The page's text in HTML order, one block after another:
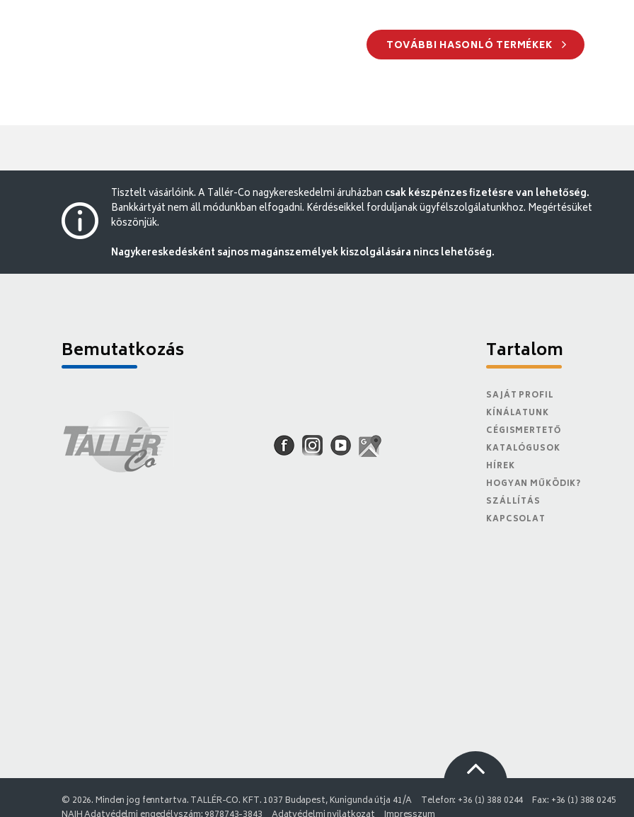
TOVÁBBI HASONLÓ TERMÉKEK
Tisztelt vásárlóink. A Tallér-Co nagykereskedelmi áruházban csak készpénzes fizetésre van lehetőség.
Bankkártyát nem áll módunkban elfogadni. Kérdéseikkel forduljanak ügyfélszolgálatunkhoz. Megértésüket
köszönjük.
Nagykereskedésként sajnos magánszemélyek kiszolgálására nincs lehetőség.
Bemutatkozás Tartalom
SAJÁT PROFIL
KÍNÁLATUNK
CÉGISMERTETŐ
KATALÓGUSOK
HÍREK
HOGYAN MŰKÖDIK?
SZÁLLÍTÁS
KAPCSOLAT
© 2026. Minden jog fenntartva. TALLÉR-CO. KFT. 1037 Budapest, Kunigunda útja 41/A Telefon: +36 (1) 388 0244
Fax: +36 (1) 388 0245